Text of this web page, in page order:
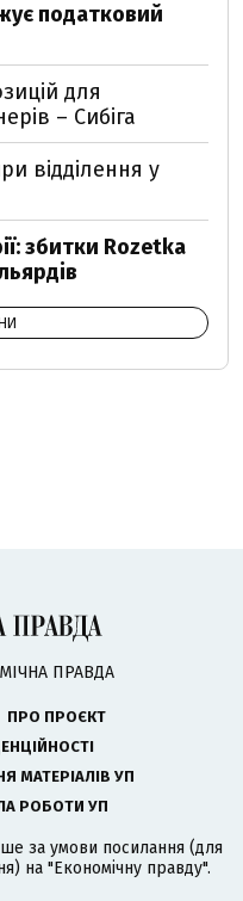
податковий
для
– Сибіга
відділення у
збитки Rozetka
ПРАВДА
ПРО ПРОЄКТ
МАТЕРІАЛІВ УП
РОБОТИ УП
за умови посилання (для
на "Економічну правду".